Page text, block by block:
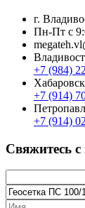
г.
Пн-Пт с
+7 (984)
Хабаровск
+7 (914)
+7 (914)
Свяжитесь